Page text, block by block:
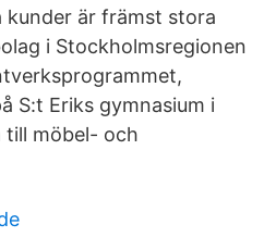
kunder är främst stora
i Stockholmsregionen
S:t Eriks gymnasium i
till möbel- och